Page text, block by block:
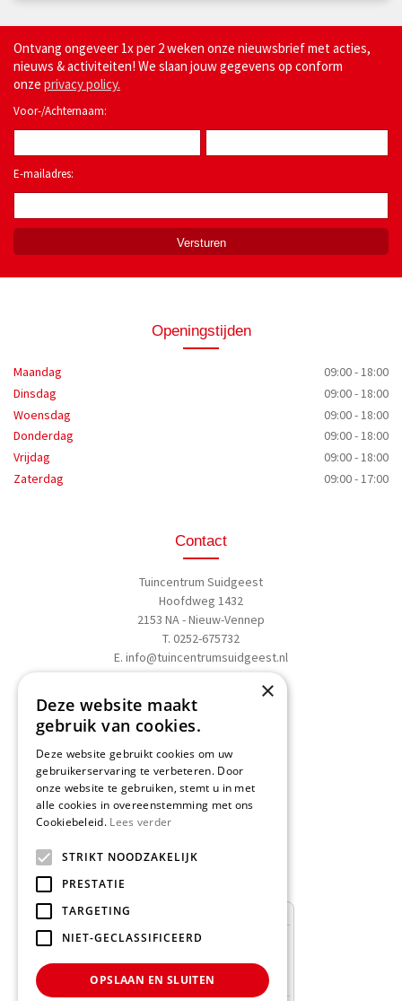
Ontvang ongeveer 1x per 2 weken onze nieuwsbrief met acties,
nieuws & activiteiten! We slaan jouw gegevens op conform
onze privacy policy.
Voor-/Achternaam:
E-mailadres:
Openingstijden
Maandag
09:00 - 18:00
Dinsdag
09:00 - 18:00
Woensdag
09:00 - 18:00
Donderdag
09:00 - 18:00
Vrijdag
09:00 - 18:00
Zaterdag
09:00 - 17:00
Contact
Tuincentrum Suidgeest
Hoofdweg 1432
2153 NA - Nieuw-Vennep
T. 0252-675732
E. info@tuincentrumsuidgeest.nl
Routebeschrijving
Schrijf een recensie
Nationale Tuinbon t.w.v. € 25,-!
×
Deze website maakt
gebruik van cookies.
Deze website gebruikt cookies om uw
gebruikerservaring te verbeteren. Door
onze website te gebruiken, stemt u in met
alle cookies in overeenstemming met ons
Cookiebeleid. Lees verder
STRIKT NOODZAKELIJK
PRESTATIE
TARGETING
NIET-GECLASSIFICEERD
OPSLAAN EN SLUITEN